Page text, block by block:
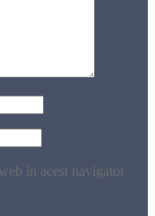
în acest navigator